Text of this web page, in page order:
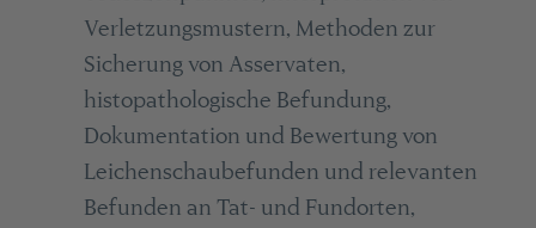
Verletzungsmustern, Methoden zur
Sicherung von Asservaten,
histopathologische Befundung,
Dokumentation und Bewertung von
Leichenschaubefunden und relevanten
Befunden an Tat- und Fundorten,